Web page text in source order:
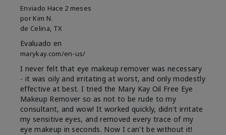
Enviado Hace 2 meses
por Kim N.
de Celina, TX
Evaluado en
marykay.com/en-us/
I never felt that eye makeup remover was necessary
- it was oily and irritating at worst, and only modestly
effective at best. I tried the Mary Kay Oil Free Eye
Makeup Remover so as not to be rude to my
consultant, and wow! It worked quickly, didn't irritate
my sensitive eyes, and removed every trace of my
eye makeup in seconds. Now I can't be without it!